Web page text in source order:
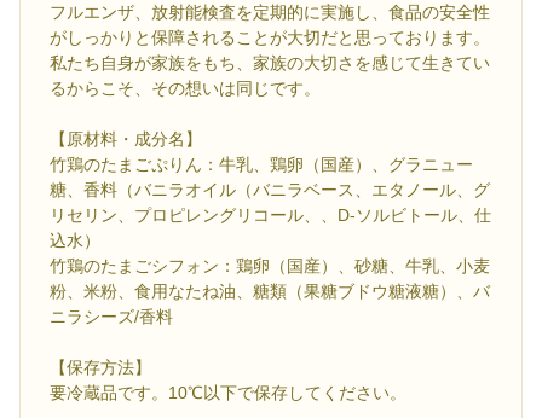
フルエンザ、放射能検査を定期的に実施し、食品の安全性
がしっかりと保障されることが大切だと思っております。
私たち自身が家族をもち、家族の大切さを感じて生きてい
るからこそ、その想いは同じです。
【原材料・成分名】
竹鶏のたまごぷりん：牛乳、鶏卵（国産）、グラニュー
糖、香料（バニラオイル（バニラベース、エタノール、グ
リセリン、プロピレングリコール、、D-ソルビトール、仕
込水）
竹鶏のたまごシフォン：鶏卵（国産）、砂糖、牛乳、小麦
粉、米粉、食用なたね油、糖類（果糖ブドウ糖液糖）、バ
ニラシーズ/香料
【保存方法】
要冷蔵品です。10℃以下で保存してください。